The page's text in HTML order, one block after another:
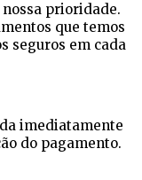
nossa prioridade.
que temos
seguros em cada
imediatamente
do pagamento.